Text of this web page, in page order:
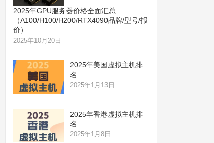
2025年GPU服务器价格全面汇总
（A100/H100/H200/RTX4090品牌/型号/报
价）
2025年10月20日
2025年美国虚拟主机排
名
2025年1月13日
2025年香港虚拟主机排
名
2025年1月8日